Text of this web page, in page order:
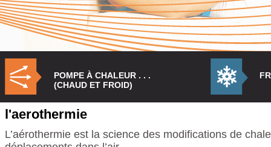
POMPE À CHALEUR . . .
(CHAUD ET FROID)
l'aerothermie
L’aérothermie est la science des modifications de